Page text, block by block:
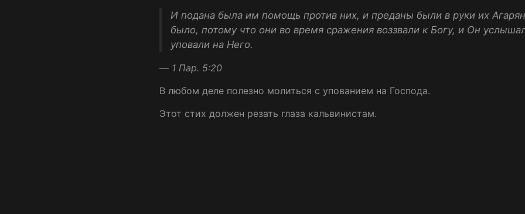
И подана была им помощь против них, и преданы были в руки их
было, потому что они во время сражения воззвали к Богу, и Он
уповали на Него.
— 1 Пар. 5:20
В любом деле полезно молиться с упованием на Господа.
Этот стих должен резать глаза кальвинистам.